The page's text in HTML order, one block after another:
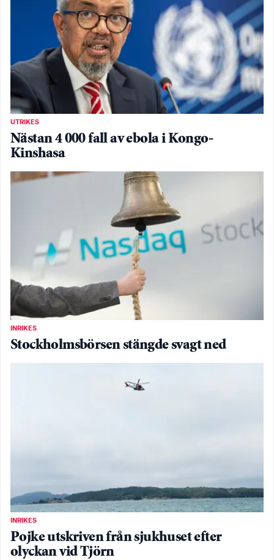
UTRIKES
Nästan 4 000 fall av ebola i Kongo-
Kinshasa
INRIKES
Stockholmsbörsen stängde svagt ned
INRIKES
Pojke utskriven från sjukhuset efter
olyckan vid Tjörn